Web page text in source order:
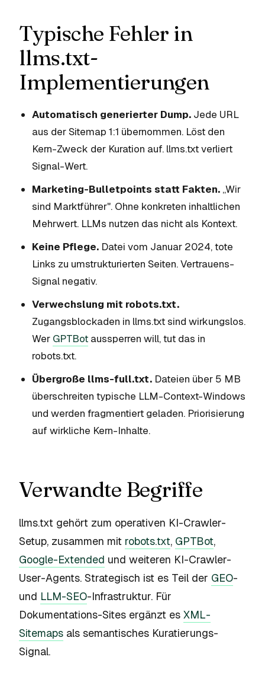
Typische Fehler in
llms.txt-
Implementierungen
Automatisch generierter Dump. Jede URL
aus der Sitemap 1:1 übernommen. Löst den
Kern-Zweck der Kuration auf. llms.txt verliert
Signal-Wert.
Marketing-Bulletpoints statt Fakten. „Wir
sind Marktführer". Ohne konkreten inhaltlichen
Mehrwert. LLMs nutzen das nicht als Kontext.
Keine Pflege. Datei vom Januar 2024, tote
Links zu umstrukturierten Seiten. Vertrauens-
Signal negativ.
Verwechslung mit robots.txt.
Zugangsblockaden in llms.txt sind wirkungslos.
Wer GPTBot aussperren will, tut das in
robots.txt.
Übergroße llms-full.txt. Dateien über 5 MB
überschreiten typische LLM-Context-Windows
und werden fragmentiert geladen. Priorisierung
auf wirkliche Kern-Inhalte.
Verwandte Begriffe
llms.txt gehört zum operativen KI-Crawler-
Setup, zusammen mit robots.txt, GPTBot,
Google-Extended und weiteren KI-Crawler-
User-Agents. Strategisch ist es Teil der GEO-
und LLM-SEO-Infrastruktur. Für
Dokumentations-Sites ergänzt es XML-
Sitemaps als semantisches Kuratierungs-
Signal.